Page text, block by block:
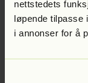
nettstedets
løpende tilpasse
i annonser for å